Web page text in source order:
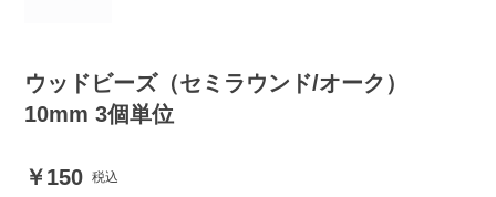
ウッドビーズ（セミラウンド/オーク）
10mm 3個単位
150 税込